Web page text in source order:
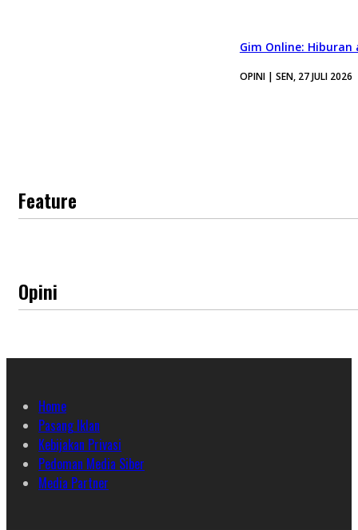
Gim Online:
OPINI | SEN, 27 JULI 2026
Feature
Opini
Home
Pasang Iklan
Kebijakan Privasi
Pedoman Media Siber
Media Partner